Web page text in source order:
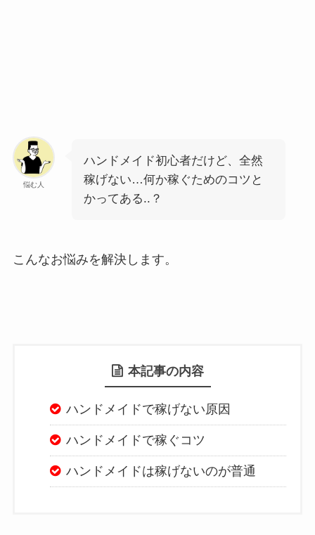
悩む人
ハンドメイド初心者だけど、全然
稼げない…何か稼ぐためのコツと
かってある..？
こんなお悩みを解決します。
本記事の内容
ハンドメイドで稼げない原因
ハンドメイドで稼ぐコツ
ハンドメイドは稼げないのが普通